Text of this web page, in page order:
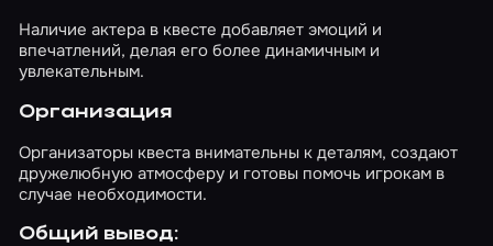
Наличие актера в квесте добавляет эмоций и
впечатлений, делая его более динамичным и
увлекательным.
Организация
Организаторы квеста внимательны к деталям, создают
дружелюбную атмосферу и готовы помочь игрокам в
случае необходимости.
Общий вывод: